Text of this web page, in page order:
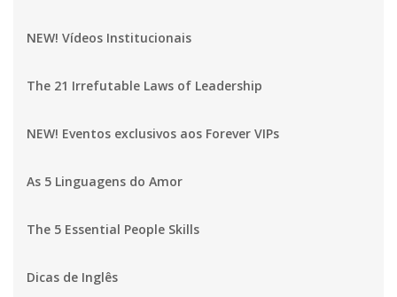
NEW! Vídeos Institucionais
The 21 Irrefutable Laws of Leadership
NEW! Eventos exclusivos aos Forever VIPs
As 5 Linguagens do Amor
The 5 Essential People Skills
Dicas de Inglês